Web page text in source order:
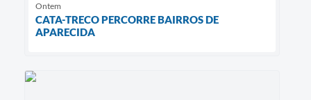
Ontem
CATA-TRECO PERCORRE BAIRROS DE
APARECIDA